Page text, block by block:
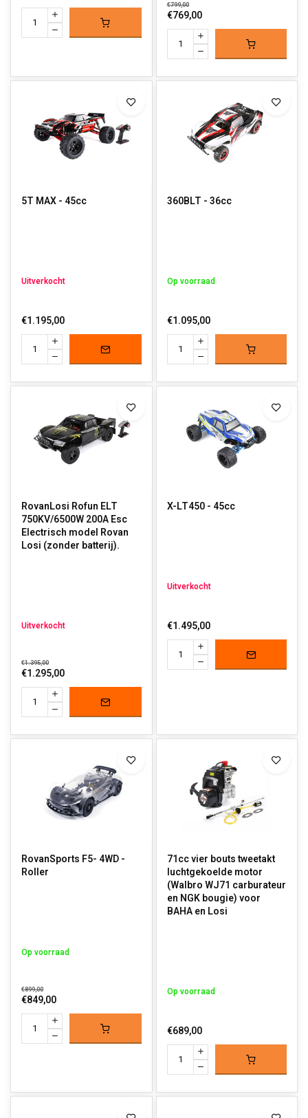
€799,00
€769,00
5T MAX - 45cc
Uitverkocht
€1.195,00
360BLT - 36cc
Op voorraad
€1.095,00
RovanLosi Rofun ELT
750KV/6500W 200A Esc
Electrisch model Rovan
Losi (zonder batterij).
Uitverkocht
€1.395,00
€1.295,00
X-LT450 - 45cc
Uitverkocht
€1.495,00
RovanSports F5- 4WD -
Roller
Op voorraad
€899,00
€849,00
71cc vier bouts tweetakt
luchtgekoelde motor
(Walbro WJ71 carburateur
en NGK bougie) voor
BAHA en Losi
Op voorraad
€689,00